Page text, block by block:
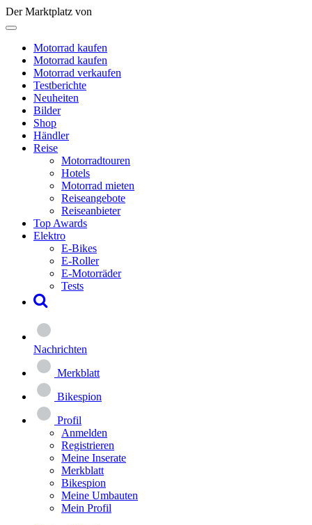
Der Marktplatz von
Motorrad kaufen
Motorrad kaufen
Motorrad verkaufen
Testberichte
Neuheiten
Bilder
Shop
Händler
Reise
Motorradtouren
Hotels
Motorrad mieten
Reiseangebote
Reiseanbieter
Top Awards
Elektro
E-Bikes
E-Roller
E-Motorräder
Tests
Nachrichten
Merkblatt
Bikespion
Profil
Anmelden
Registrieren
Meine Inserate
Merkblatt
Bikespion
Meine Umbauten
Mein Profil